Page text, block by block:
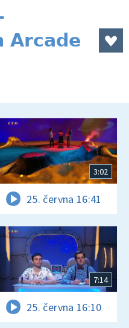
Arcade
3:02
25. června 16:41
7:14
25. června 16:10